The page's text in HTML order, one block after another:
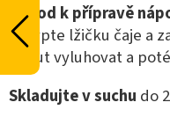
Návod k přípravě
nasypte lžičku čaje a
minut vyluhovat a
Skladujte v suchu do